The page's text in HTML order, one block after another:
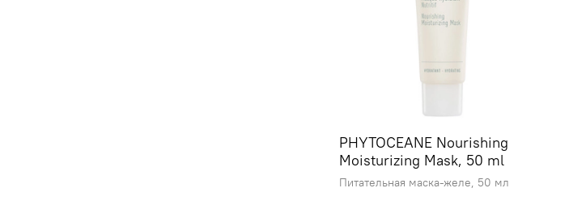
PHYTOCEANE Nourishing
Moisturizing Mask, 50 ml
Питательная маска-желе, 50 мл